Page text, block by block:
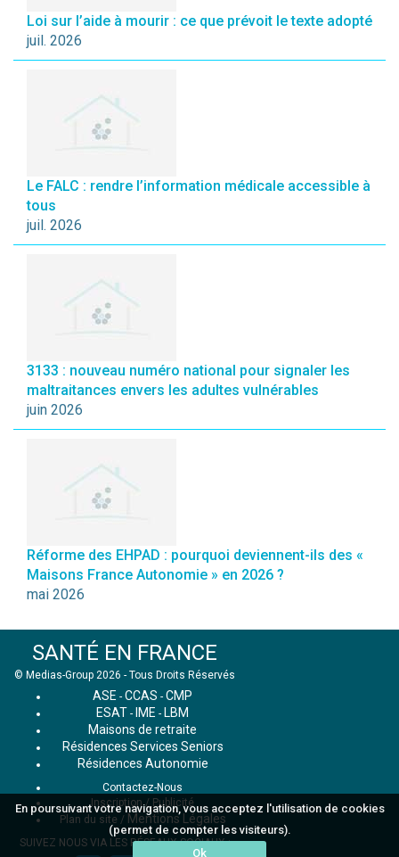
En poursuivant votre navigation, vous acceptez l'utilisation de cookies
(permet de compter les visiteurs).
Ok
Loi sur l’aide à mourir : ce que prévoit le texte adopté
juil. 2026
Le FALC : rendre l’information médicale accessible à
tous
juil. 2026
3133 : nouveau numéro national pour signaler les
maltraitances envers les adultes vulnérables
juin 2026
Réforme des EHPAD : pourquoi deviennent-ils des «
Maisons France Autonomie » en 2026 ?
mai 2026
SANTÉ EN FRANCE
© Medias-Group 2026 - Tous Droits Réservés
ASE - CCAS - CMP
ESAT - IME - LBM
Maisons de retraite
Résidences Services Seniors
Résidences Autonomie
Contactez-Nous
Inscription / Publicité
Plan du site / Mentions Légales
SUIVEZ NOUS VIA LES RÉSEAUX SOCIAUX :